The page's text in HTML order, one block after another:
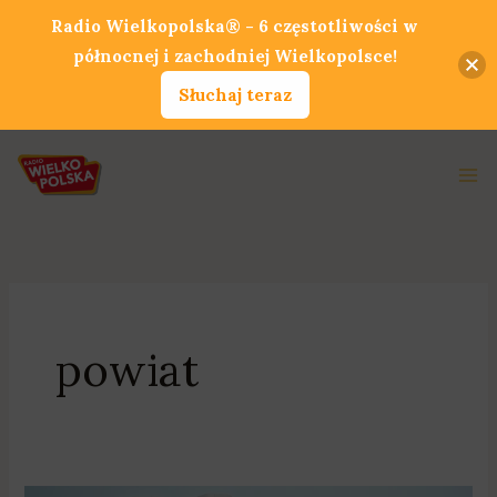
powiat
Radio Wielkopolska® - 6 częstotliwości w
północnej i zachodniej Wielkopolsce!
Słuchaj teraz